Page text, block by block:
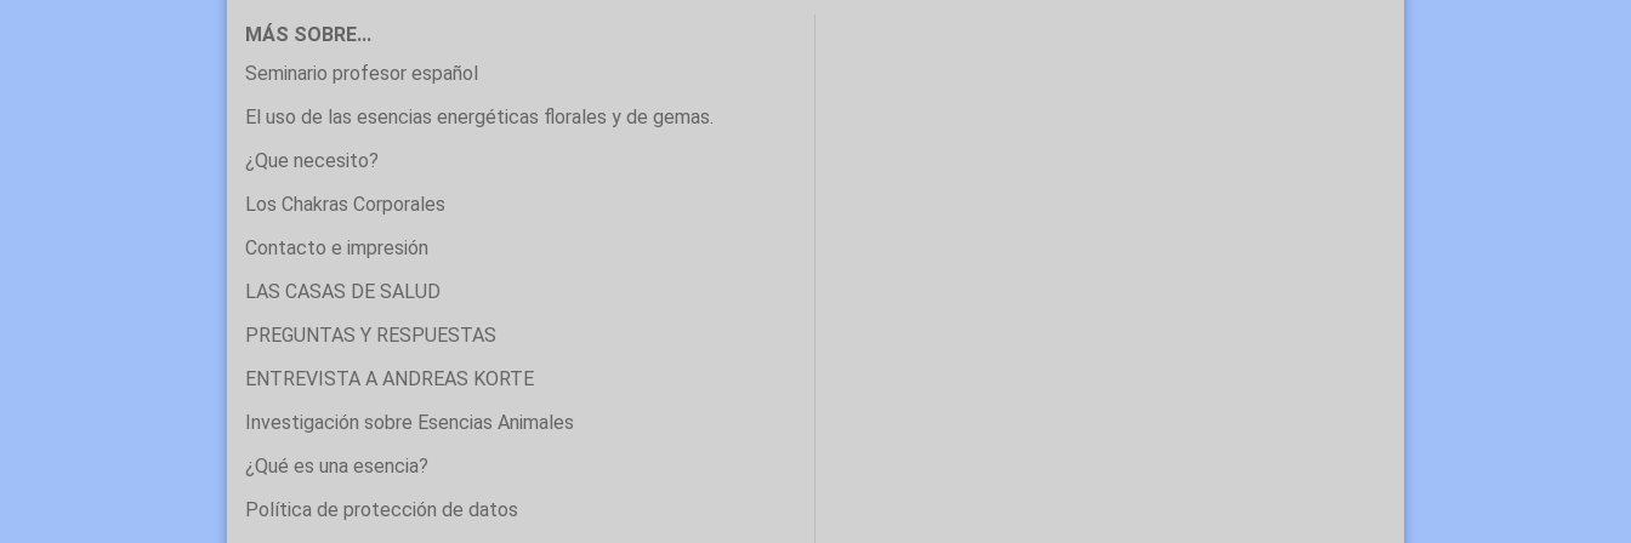
MÁS SOBRE...
Seminario profesor español
El uso de las esencias energéticas florales y de gemas.
¿Que necesito?
Los Chakras Corporales
Contacto e impresión
LAS CASAS DE SALUD
PREGUNTAS Y RESPUESTAS
ENTREVISTA A ANDREAS KORTE
Investigación sobre Esencias Animales
¿Qué es una esencia?
Política de protección de datos